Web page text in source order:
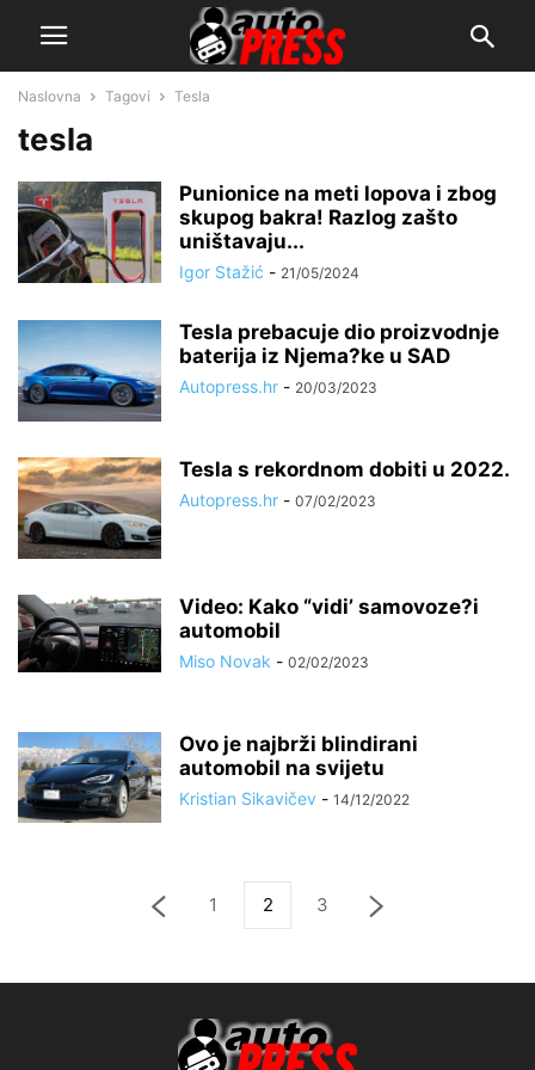
Naslovna Tagovi Tesla
tesla
Punionice na meti lopova i zbog
skupog bakra! Razlog zašto
uništavaju...
Igor Stažić - 21/05/2024
Tesla prebacuje dio proizvodnje
baterija iz Njema?ke u SAD
Autopress.hr - 20/03/2023
Tesla s rekordnom dobiti u 2022.
Autopress.hr - 07/02/2023
Video: Kako “vidi’ samovoze?i
automobil
Miso Novak - 02/02/2023
Ovo je najbrži blindirani
automobil na svijetu
Kristian Sikavičev - 14/12/2022
1 2 3